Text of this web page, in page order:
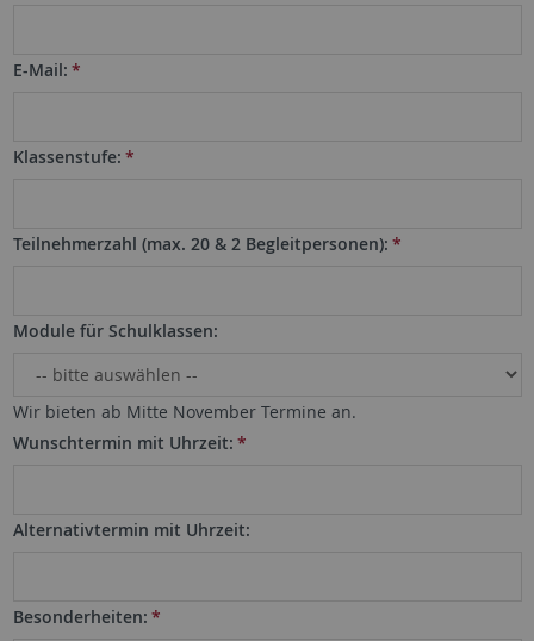
E-Mail: *
Klassenstufe: *
Teilnehmerzahl (max. 20 & 2 Begleitpersonen): *
Module für Schulklassen:
Wir bieten ab Mitte November Termine an.
Wunschtermin mit Uhrzeit: *
Alternativtermin mit Uhrzeit:
Besonderheiten: *